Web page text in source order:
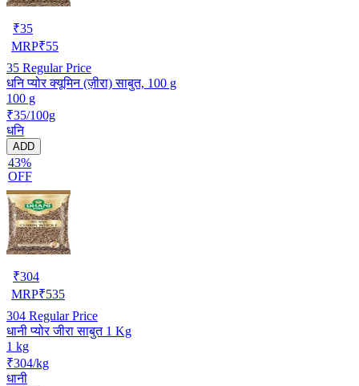
₹35
MRP₹55
35 Regular Price
धनि प्योर क्यूमिन (ज़ीरा) साबुत, 100 g
100 g
₹35/100g
धनि
ADD
43%
OFF
₹304
MRP₹535
304 Regular Price
धानी प्योर जीरा साबुत 1 Kg
1 kg
₹304/kg
धानी